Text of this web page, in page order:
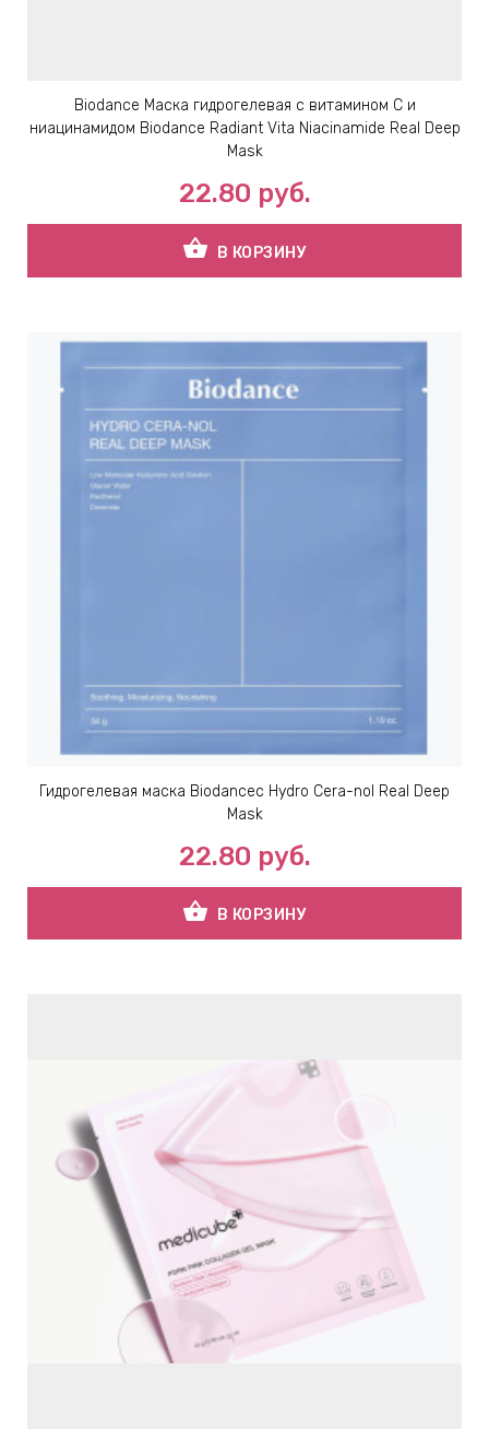
Biodance Маска гидрогелевая с витамином С и
ниацинамидом Biodance Radiant Vita Niacinamide Real Deep
Mask
22.80 руб.
shopping_basket В КОРЗИНУ
Гидрогелевая маска Biodanceс Hydro Cera-nol Real Deep
Mask
22.80 руб.
shopping_basket В КОРЗИНУ